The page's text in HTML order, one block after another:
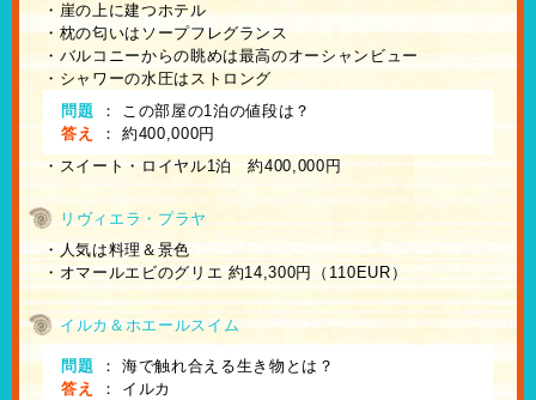
・崖の上に建つホテル
・枕の匂いはソープフレグランス
・バルコニーからの眺めは最高のオーシャンビュー
・シャワーの水圧はストロング
問題
： この部屋の1泊の値段は？
答え
： 約400,000円
・スイート・ロイヤル1泊 約400,000円
リヴィエラ・プラヤ
・人気は料理＆景色
・オマールエビのグリエ 約14,300円（110EUR）
イルカ＆ホエールスイム
問題 ： 海で触れ合える生き物とは？
答え
： イルカ